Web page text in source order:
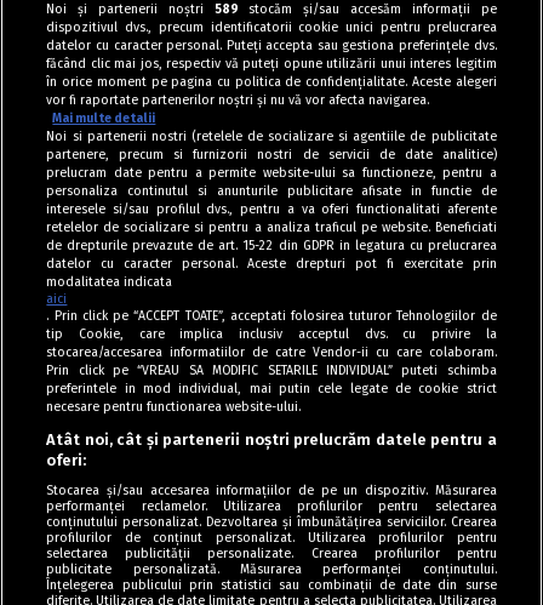
Tag index
Program Antena 1
Politica de cookies
Politica de confidențialitate
Termeni și condiții
Noi și partenerii noștri 589 stocăm și/sau accesăm informații pe
dispozitivul dvs., precum identificatorii cookie unici pentru prelucrarea
datelor cu caracter personal. Puteți accepta sau gestiona preferințele dvs.
făcând clic mai jos, respectiv vă puteți opune utilizării unui interes legitim
în orice moment pe pagina cu politica de confidențialitate. Aceste alegeri
vor fi raportate partenerilor noștri și nu vă vor afecta navigarea.
Mai multe detalii
Noi si partenerii nostri (retelele de socializare si agentiile de publicitate
partenere, precum si furnizorii nostri de servicii de date analitice)
prelucram date pentru a permite website-ului sa functioneze, pentru a
personaliza continutul si anunturile publicitare afisate in functie de
interesele si/sau profilul dvs., pentru a va oferi functionalitati aferente
retelelor de socializare si pentru a analiza traficul pe website. Beneficiati
de drepturile prevazute de art. 15-22 din GDPR in legatura cu prelucrarea
datelor cu caracter personal. Aceste drepturi pot fi exercitate prin
modalitatea indicata
aici
. Prin click pe “ACCEPT TOATE”, acceptati folosirea tuturor Tehnologiilor de
tip Cookie, care implica inclusiv acceptul dvs. cu privire la
stocarea/accesarea informatiilor de catre Vendor-ii cu care colaboram.
Prin click pe “VREAU SA MODIFIC SETARILE INDIVIDUAL” puteti schimba
preferintele in mod individual, mai putin cele legate de cookie strict
necesare pentru functionarea website-ului.
Atât noi, cât și partenerii noștri prelucrăm datele pentru a
oferi:
Stocarea și/sau accesarea informațiilor de pe un dispozitiv. Măsurarea
performanței reclamelor. Utilizarea profilurilor pentru selectarea
conținutului personalizat. Dezvoltarea și îmbunătățirea serviciilor. Crearea
profilurilor de conținut personalizat. Utilizarea profilurilor pentru
selectarea publicității personalizate. Crearea profilurilor pentru
publicitate personalizată. Măsurarea performanței conținutului.
Înțelegerea publicului prin statistici sau combinații de date din surse
diferite. Utilizarea de date limitate pentru a selecta publicitatea. Utilizarea